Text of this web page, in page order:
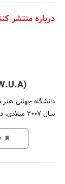
درباره منتشر
دانشگاه جهانی
سال ۲۰۰۷ میلادی، در تمامی رشته های تحصیلی دانشجو می پذیرد.